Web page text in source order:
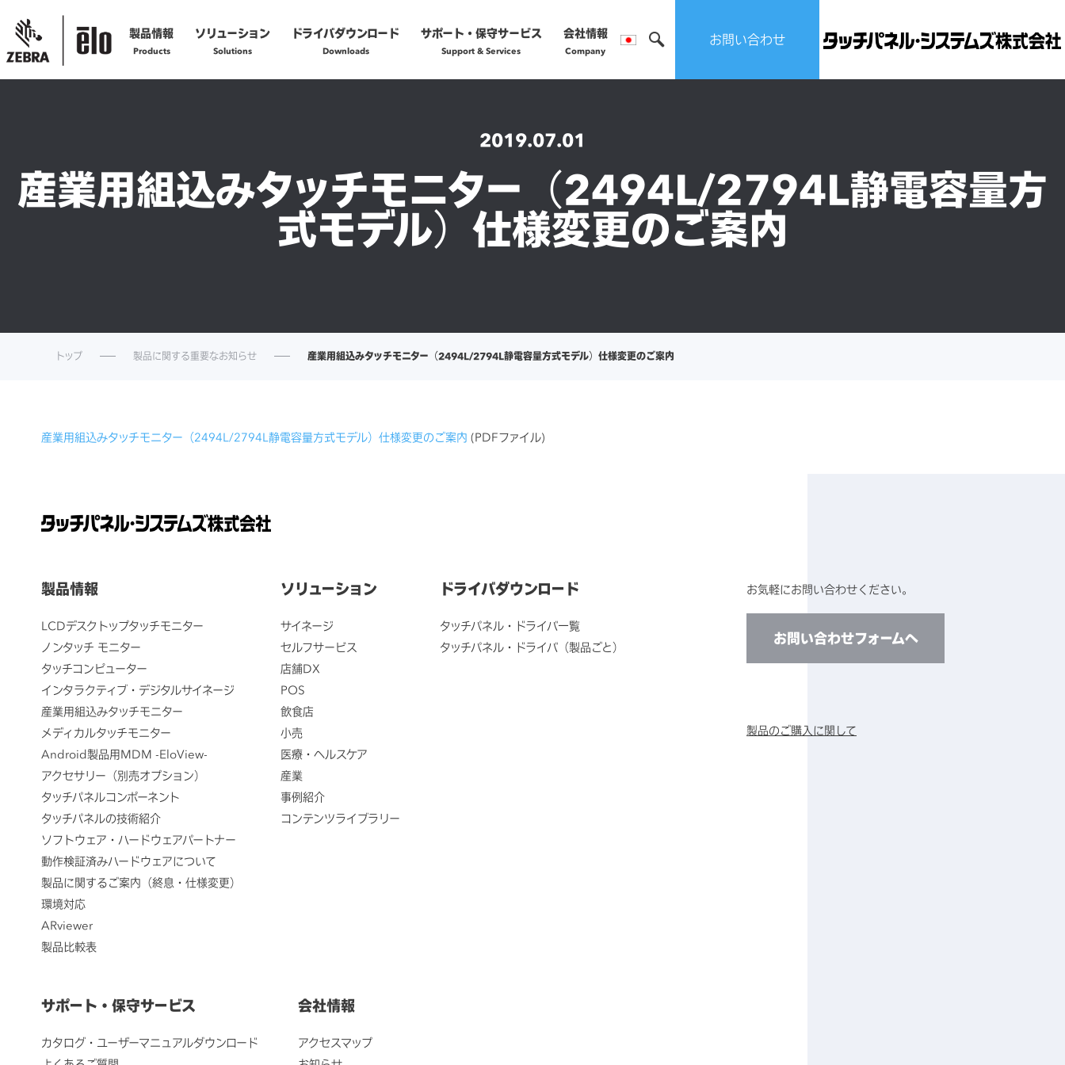
製品情報
Products
ソリューション
Solutions
ドライバダウンロード
Downloads
サポート・保守サービス
Support & Services
会社情報
Company
お問い合わせ
製品の修理に関するご依頼 正規販売代理店
詳細はこちら
2019.07.01
産業用組込みタッチモニター（2494L/2794L静電容量方
式モデル）仕様変更のご案内
トップ 製品に関する重要なお知らせ 産業用組込みタッチモニター（2494L/2794L静電容量方式モデル）仕様変更のご案内
産業用組込みタッチモニター（2494L/2794L静電容量方式モデル）仕様変更のご案内 (PDFファイル)
製品情報
LCDデスクトップタッチモニター
ノンタッチ モニター
タッチコンピューター
インタラクティブ・デジタルサイネージ
産業用組込みタッチモニター
メディカルタッチモニター
Android製品用MDM -EloView-
アクセサリー（別売オプション）
タッチパネルコンポーネント
タッチパネルの技術紹介
ソフトウェア・ハードウェアパートナー
動作検証済みハードウェアについて
製品に関するご案内（終息・仕様変更）
環境対応
ARviewer
製品比較表
ソリューション
サイネージ
セルフサービス
店舗DX
POS
飲食店
小売
医療・ヘルスケア
産業
事例紹介
コンテンツライブラリー
ドライバダウンロード
タッチパネル・ドライバ一覧
タッチパネル・ドライバ（製品ごと）
サポート・保守サービス
カタログ・ユーザーマニュアルダウンロード
会社情報
アクセスマップ
お気軽にお問い合わせください。
お問い合わせフォームへ
製品のご購入に関して